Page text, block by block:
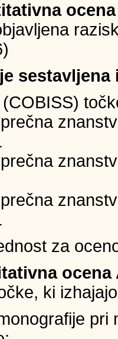
ocena
je
za
ocena
ki
pri